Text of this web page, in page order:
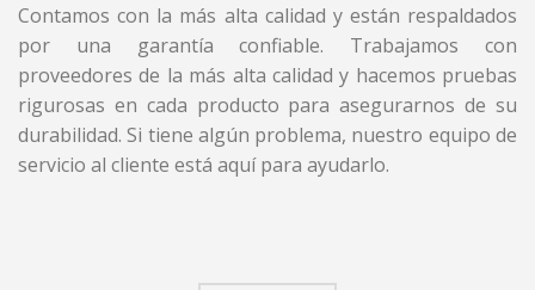
Contamos con la más alta calidad y están respaldados
por una garantía confiable. Trabajamos con
proveedores de la más alta calidad y hacemos pruebas
rigurosas en cada producto para asegurarnos de su
durabilidad. Si tiene algún problema, nuestro equipo de
servicio al cliente está aquí para ayudarlo.